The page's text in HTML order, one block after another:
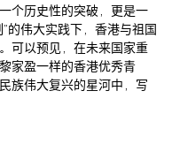
个历史性的突破，更是一
的伟大实践下，香港与祖国
可以预见，在未来国家重
家盈一样的香港优秀青
族伟大复兴的星河中，写